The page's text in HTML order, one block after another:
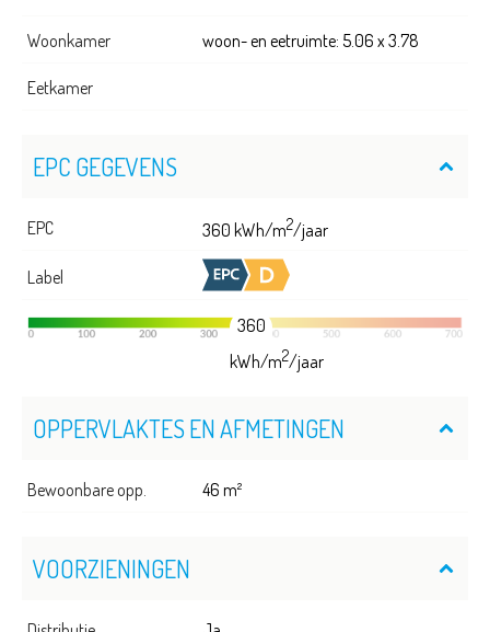
Woonkamer woon- en eetruimte: 5.06 x 3.78
Eetkamer
EPC GEGEVENS
EPC 360 kWh/m2/jaar
Label
360
kWh/m2/jaar
OPPERVLAKTES EN AFMETINGEN
Bewoonbare opp. 46 m²
VOORZIENINGEN